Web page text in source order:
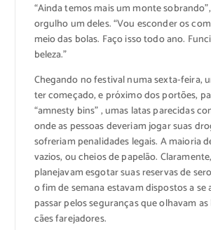
“Ainda temos mais um monte
orgulho um deles. “Vou esconder os
meio das bolas. Faço isso todo ano.
beleza.”
Chegando no festival numa sexta-feira,
ter começado, e próximo dos portões,
“amnesty bins” , umas latas parecidas
onde as pessoas deveriam jogar suas
sofreriam penalidades legais. A maioria
vazios, ou cheios de papelão.
planejavam esgotar suas reservas de
o fim de semana estavam dispostos a se
passar pelos seguranças que olhavam
cães farejadores.